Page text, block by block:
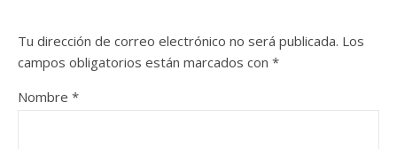
Tu dirección de correo electrónico no será publicada. Los
campos obligatorios están marcados con *
Nombre *